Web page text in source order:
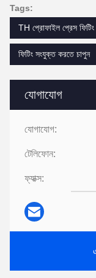
যোগাযোগ
যোগাযোগ:
টেলিফোন:
ফ্যাক্স:
Tags:
TH প্রোফাইল প্রেস ফিটিং
ফিটিং সংযুক্ত করতে চাপুন